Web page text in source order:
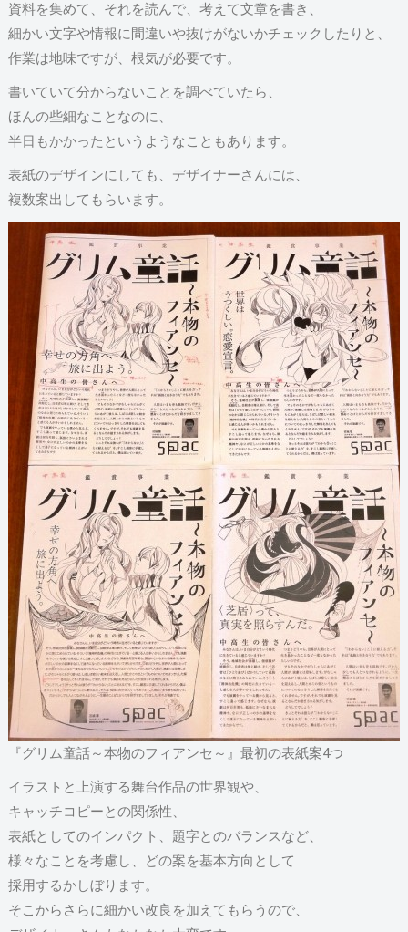
資料を集めて、それを読んで、考えて文章を書き、
細かい文字や情報に間違いや抜けがないかチェックしたりと、
作業は地味ですが、根気が必要です。
書いていて分からないことを調べていたら、
ほんの些細なことなのに、
半日もかかったというようなこともあります。
表紙のデザインにしても、デザイナーさんには、
複数案出してもらいます。
『グリム童話～本物のフィアンセ～』最初の表紙案4つ
イラストと上演する舞台作品の世界観や、
キャッチコピーとの関係性、
表紙としてのインパクト、題字とのバランスなど、
様々なことを考慮し、どの案を基本方向として
採用するかしぼります。
そこからさらに細かい改良を加えてもらうので、